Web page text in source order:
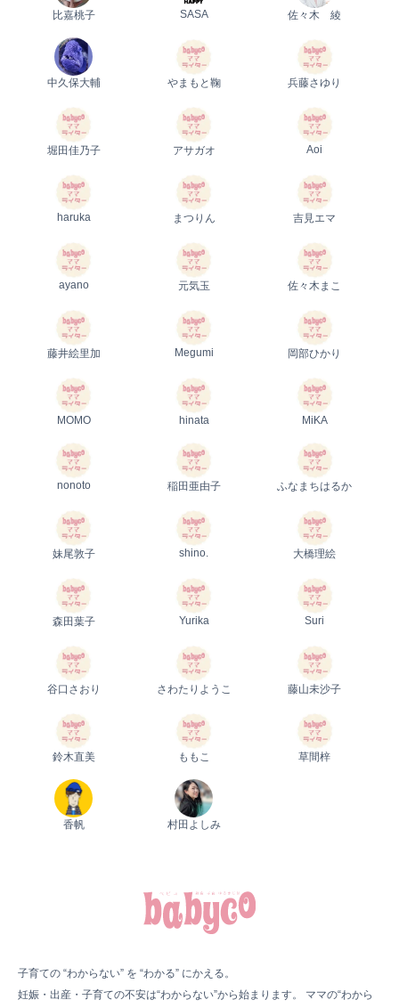
比嘉桃子 SASA 佐々木 綾
中久保大輔 やまもと鞠 兵藤さゆり
堀田佳乃子 アサガオ Aoi
haruka まつりん 吉見エマ
ayano 元気玉 佐々木まこ
藤井絵里加 Megumi 岡部ひかり
MOMO hinata MiKA
nonoto 稲田亜由子 ふなまちはるか
妹尾敦子 shino. 大橋理絵
森田葉子 Yurika Suri
谷口さおり さわたりようこ 藤山未沙子
鈴木直美 ももこ 草間梓
香帆 村田よしみ
子育ての “わからない” を “わかる” にかえる。
妊娠・出産・子育ての不安は“わからない”から始まります。 ママの“わから